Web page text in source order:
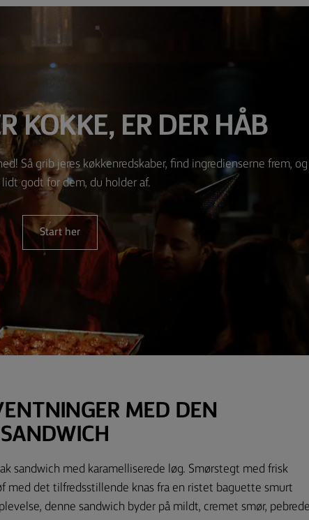
KOKKE, ER DER HÅB
Så grib jeres køkkenredskaber, find ingredienserne frem, og
lidt godt for dem, du holder af.
Start her
MED DEN
sandwich med karamelliserede løg. Smørstegt med frisk
med det tilfredsstillende knas fra en ristet baguette smurt
denne sandwich byder på mildt, cremet smør, pebrede